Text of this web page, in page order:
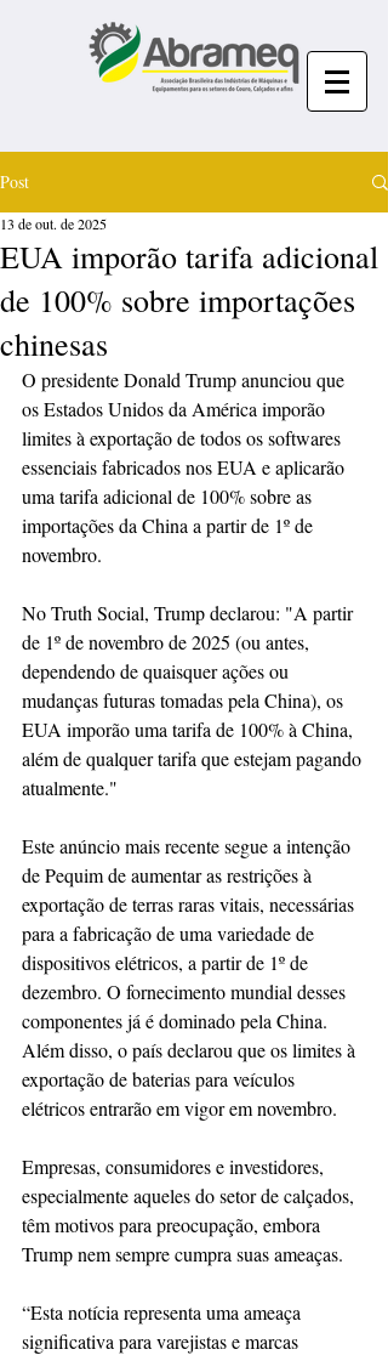
Post
EUA imporão tarifa adicional
de 100% sobre importações
chinesas
13 de out. de 2025
O presidente Donald Trump anunciou que
os Estados Unidos da América imporão
limites à exportação de todos os softwares
essenciais fabricados nos EUA e aplicarão
uma tarifa adicional de 100% sobre as
importações da China a partir de 1º de
novembro.
No Truth Social, Trump declarou: "A partir
de 1º de novembro de 2025 (ou antes,
dependendo de quaisquer ações ou
mudanças futuras tomadas pela China), os
EUA imporão uma tarifa de 100% à China,
além de qualquer tarifa que estejam pagando
atualmente."
Este anúncio mais recente segue a intenção
de Pequim de aumentar as restrições à
exportação de terras raras vitais, necessárias
para a fabricação de uma variedade de
dispositivos elétricos, a partir de 1º de
dezembro. O fornecimento mundial desses
componentes já é dominado pela China.
Além disso, o país declarou que os limites à
exportação de baterias para veículos
elétricos entrarão em vigor em novembro.
Empresas, consumidores e investidores,
especialmente aqueles do setor de calçados,
têm motivos para preocupação, embora
Trump nem sempre cumpra suas ameaças.
“Esta notícia representa uma ameaça
significativa para varejistas e marcas